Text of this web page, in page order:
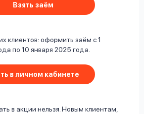
Взять заём
клиентов: оформить заём с 1
по 10 января 2025 года.
в личном кабинете
в акции нельзя. Новым клиентам,